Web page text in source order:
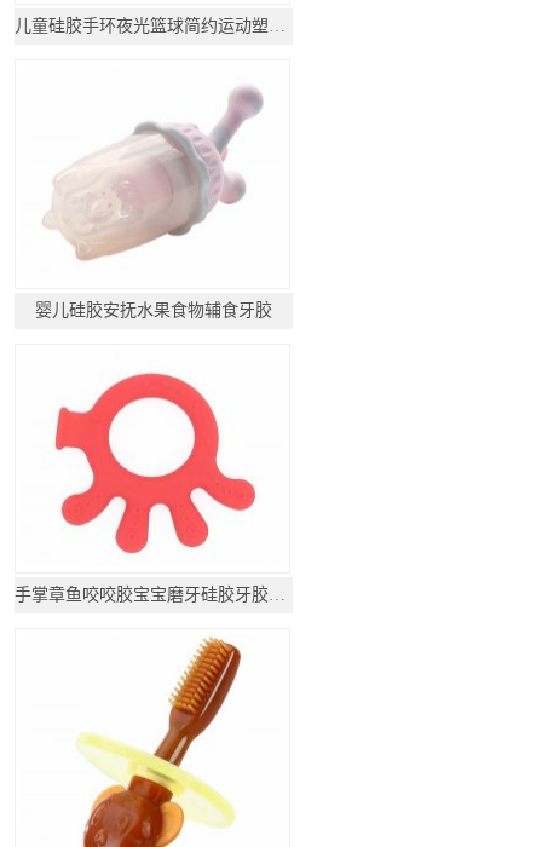
儿童硅胶手环夜光篮球简约运动塑胶橡胶
婴儿硅胶安抚水果食物辅食牙胶
手掌章鱼咬咬胶宝宝磨牙硅胶牙胶玩具